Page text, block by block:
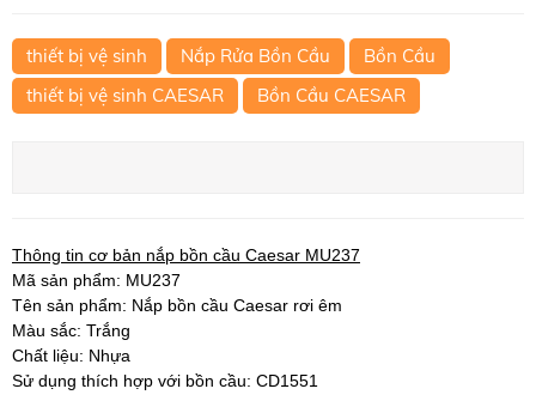
thiết bị vệ sinh Nắp Rửa Bồn Cầu
Bồn Cầu
thiết bị vệ sinh CAESAR
Bồn Cầu CAESAR
Thông tin cơ bản nắp bồn cầu Caesar MU237
Mã sản phẩm: MU237
Tên sản phẩm: Nắp bồn cầu Caesar rơi êm
Màu sắc: Trắng
Chất liệu: Nhựa
Sử dụng thích hợp với bồn cầu: CD1551